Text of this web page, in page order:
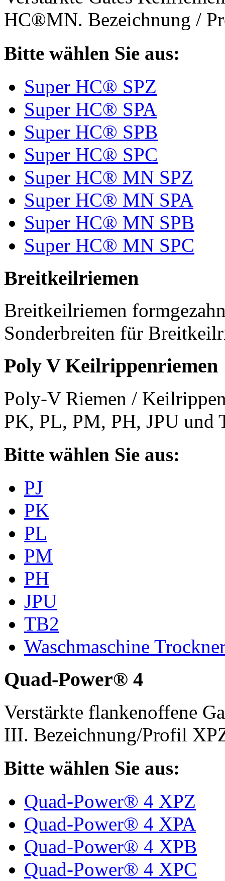
HC®MN. Bezeichnung /
Bitte wählen Sie aus:
Super HC® SPZ
Super HC® SPA
Super HC® SPB
Super HC® SPC
Super HC® MN SPZ
Super HC® MN SPA
Super HC® MN SPB
Super HC® MN SPC
Breitkeilriemen
Breitkeilriemen
Sonderbreiten für
Poly V Keilrippenriemen
Poly-V Riemen /
PK, PL, PM, PH, JPU und
Bitte wählen Sie aus:
PJ
PK
PL
PM
PH
JPU
TB2
Waschmaschine
Quad-Power® 4
Verstärkte flankenoffene
III. Bezeichnung/Profil
Bitte wählen Sie aus:
Quad-Power® 4 XPZ
Quad-Power® 4 XPA
Quad-Power® 4 XPB
Quad-Power® 4 XPC